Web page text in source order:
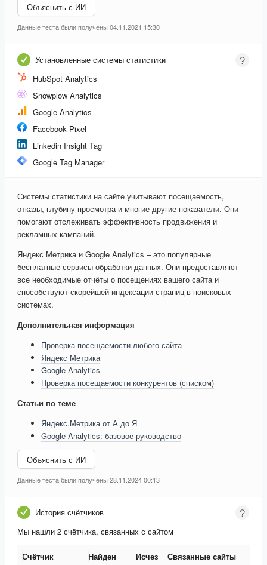
Объяснить с ИИ
Данные теста были получены 04.11.2021 15:30
Установленные системы статистики
HubSpot Analytics
Snowplow Analytics
Google Analytics
Facebook Pixel
Linkedin Insight Tag
Google Tag Manager
Системы статистики на сайте учитывают посещаемость,
отказы, глубину просмотра и многие другие показатели. Они
помогают отслеживать эффективность продвижения и
рекламных кампаний.
Яндекс Метрика и Google Analytics – это популярные
бесплатные сервисы обработки данных. Они предоставляют
все необходимые отчёты о посещениях вашего сайта и
способствуют скорейшей индексации страниц в поисковых
системах.
Дополнительная информация
Проверка посещаемости любого сайта
Яндекс Метрика
Google Analytics
Проверка посещаемости конкурентов (списком)
Статьи по теме
Яндекс.Метрика от А до Я
Google Analytics: базовое руководство
Объяснить с ИИ
Данные теста были получены 28.11.2024 00:13
История счётчиков
Мы нашли 2 счётчика, связанных с сайтом
Счётчик Найден Исчез Связанные сайты